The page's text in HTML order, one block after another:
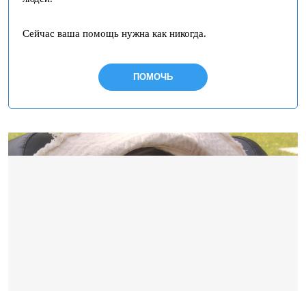
Сейчас ваша помощь нужна как никогда.
ПОМОЧЬ